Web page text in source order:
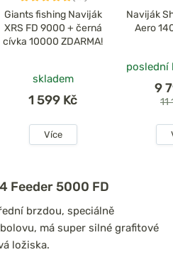
Giants fishing Naviják
XRS FD 9000 + černá
cívka 10000 ZDARMA!
skladem
1 599 Kč
Více
Naviják
Aero
poslední
9
11
Feeder 5000 FD
brzdou, speciálně
má super silné grafitové
ložiska.